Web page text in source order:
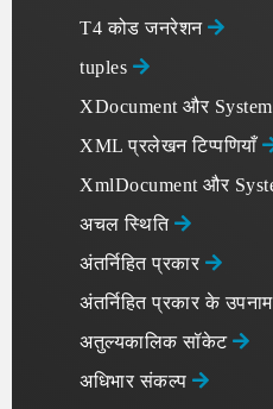
T4 कोड जनरेशन
tuples
XDocument और
XML प्रलेखन टिप्पणियाँ
XmlDocument और
अचल स्थिति
अंतर्निहित प्रकार
अंतर्निहित प्रकार के उपनाम
अतुल्यकालिक सॉकेट
अधिभार संकल्प